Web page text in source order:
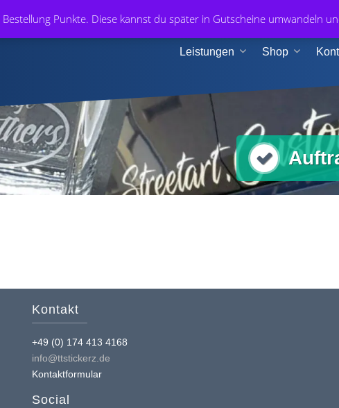
Punkte. Diese kannst du später in Gutscheine umwandeln
& Medien +49 174
Leistungen Shop
Kontakt
+49 (0) 174 413 4168
info@ttstickerz.de
Kontaktformular
Social